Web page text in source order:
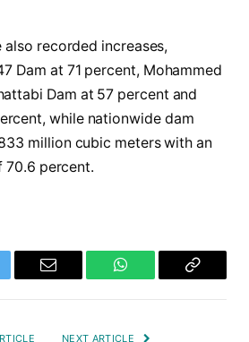
recorded increases,
Dam at 71 percent, Mohammed
Dam at 57 percent and
while nationwide dam
million cubic meters with an
70.6 percent.
Email WhatsAppCopy
NEXT ARTICLE